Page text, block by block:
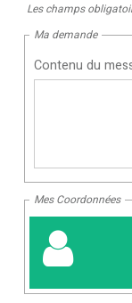
Les champs
Ma demande
Contenu du
Mes Coordonnées